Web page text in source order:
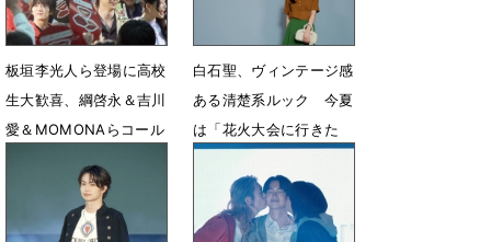
板垣李光人ら登場に高校
生大歓喜、綱啓永＆吉川
愛＆MOMONAらコール
6月26日 15時36分
白石聖、ヴィンテージ感
ある清楚系ルック 今夏
は「花火大会に行きた
5月26日 16時58分